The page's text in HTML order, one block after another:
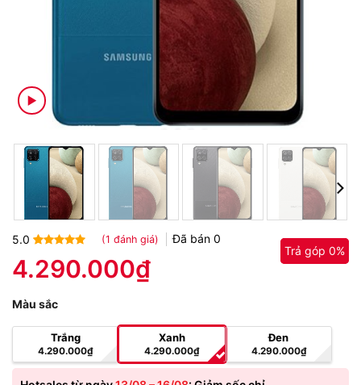
5.0
5.0 trên 5
dựa trên
1
(1 đánh giá) Đã bán 0
4.290.000₫
Trả góp 0%
Màu sắc
Trắng
4.290.000₫
Xanh
4.290.000₫
Đen
4.290.000₫
Trả góp 0%